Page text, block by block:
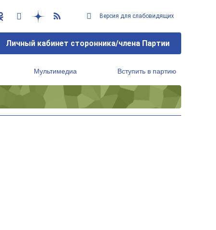
Версия для слабовидящих
Личный кабинет сторонника/члена Партии
Мультимедиа Вступить в партию